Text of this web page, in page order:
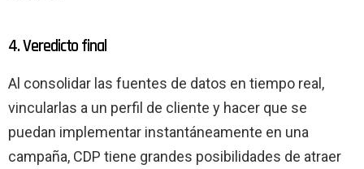
4. Veredicto final
Al consolidar las fuentes de datos en tiempo real,
vincularlas a un perfil de cliente y hacer que se
puedan implementar instantáneamente en una
campaña, CDP tiene grandes posibilidades de atraer